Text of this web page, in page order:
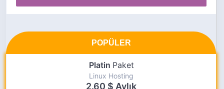
Platin Paket
Linux Hosting
2.60 $ Aylık